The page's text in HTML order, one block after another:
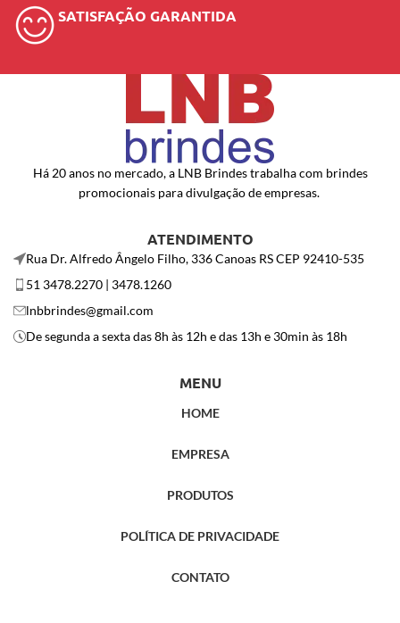
SATISFAÇÃO GARANTIDA
Há 20 anos no mercado, a LNB Brindes trabalha com brindes
promocionais para divulgação de empresas.
ATENDIMENTO
Rua Dr. Alfredo Ângelo Filho, 336 Canoas RS CEP 92410-535
51 3478.2270 | 3478.1260
lnbbrindes@gmail.com
De segunda a sexta das 8h às 12h e das 13h e 30min às 18h
MENU
HOME
EMPRESA
PRODUTOS
POLÍTICA DE PRIVACIDADE
CONTATO